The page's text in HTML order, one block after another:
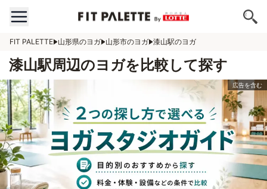
FIT PALETTE 山形県のヨガ 山形市のヨガ 漆山駅のヨガ
漆山駅周辺のヨガを比較して探す